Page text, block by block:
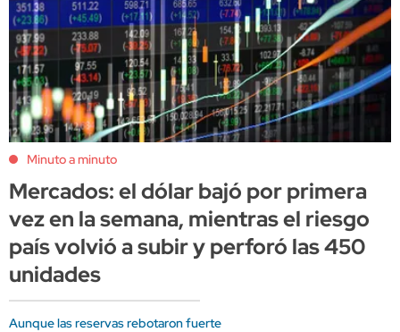
Minuto a minuto
Mercados: el dólar bajó por primera
vez en la semana, mientras el riesgo
país volvió a subir y perforó las 450
unidades
Aunque las reservas rebotaron fuerte